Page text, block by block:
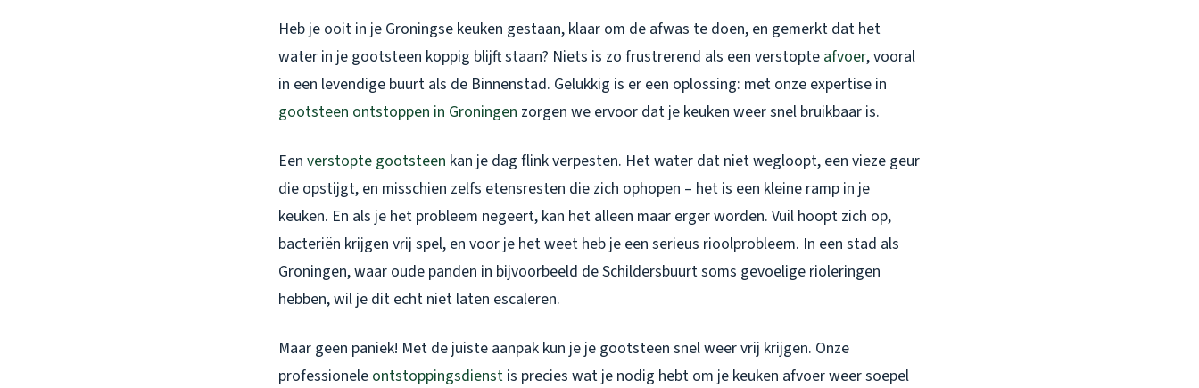
Heb je ooit in je Groningse keuken gestaan, klaar om de afwas te doen, en gemerkt dat het
water in je gootsteen koppig blijft staan? Niets is zo frustrerend als een verstopte afvoer, vooral
in een levendige buurt als de Binnenstad. Gelukkig is er een oplossing: met onze expertise in
gootsteen ontstoppen in Groningen zorgen we ervoor dat je keuken weer snel bruikbaar is.
Een verstopte gootsteen kan je dag flink verpesten. Het water dat niet wegloopt, een vieze geur
die opstijgt, en misschien zelfs etensresten die zich ophopen – het is een kleine ramp in je
keuken. En als je het probleem negeert, kan het alleen maar erger worden. Vuil hoopt zich op,
bacteriën krijgen vrij spel, en voor je het weet heb je een serieus rioolprobleem. In een stad als
Groningen, waar oude panden in bijvoorbeeld de Schildersbuurt soms gevoelige rioleringen
hebben, wil je dit echt niet laten escaleren.
Maar geen paniek! Met de juiste aanpak kun je je gootsteen snel weer vrij krijgen. Onze
professionele ontstoppingsdienst is precies wat je nodig hebt om je keuken afvoer weer soepel